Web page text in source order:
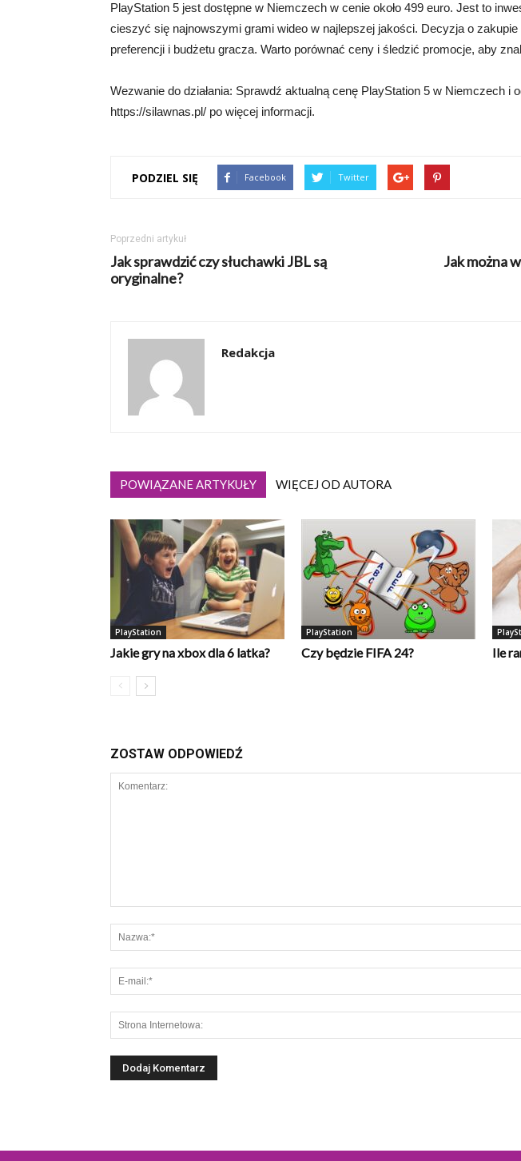
PlayStation 5 jest dostępne w Niemczech w cenie około 499 euro. Jest to
cieszyć się najnowszymi grami wideo w najlepszej jakości. Decyzja o
preferencji i budżetu gracza. Warto porównać ceny i śledzić promocje, aby
Wezwanie do działania: Sprawdź aktualną cenę PlayStation 5 w Niemczech i
https://silawnas.pl/ po więcej informacji.
PODZIEL SIĘ Facebook Twitter
Poprzedni artykuł
Jak sprawdzić czy słuchawki JBL są
oryginalne?
Jak można
Redakcja
POWIĄZANE ARTYKUŁY WIĘCEJ OD AUTORA
PlayStation
Jakie gry na xbox dla 6 latka?
PlayStation
Czy będzie FIFA 24? Ile
ZOSTAW ODPOWIEDŹ